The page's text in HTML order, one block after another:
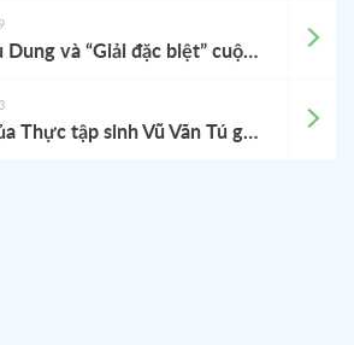
TTS Nguyễn Thu Dung và “Giải đặc biệt” cuộc thi hùng biện dành cho thực tập sinh kỹ năng nước ngoài khu vực Hiroshima năm 2012
Lá thư cảm ơn của Thực tập sinh Vũ Văn Tú gửi Esuhai - Kaizen Yoshida School